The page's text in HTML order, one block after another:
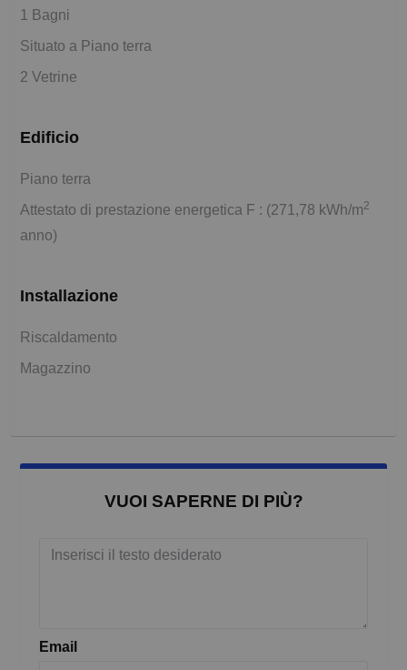
1 Bagni
Situato a Piano terra
2 Vetrine
Edificio
Piano terra
Attestato di prestazione energetica F : (271,78 kWh/m2
anno)
Installazione
Riscaldamento
Magazzino
VUOI SAPERNE DI PIÙ?
Email